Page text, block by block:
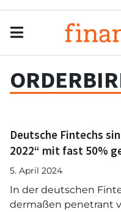
Deutsche Fintechs
2022“ mit fast 50%
5. April 2024
In der deutschen
dermaßen penetrant